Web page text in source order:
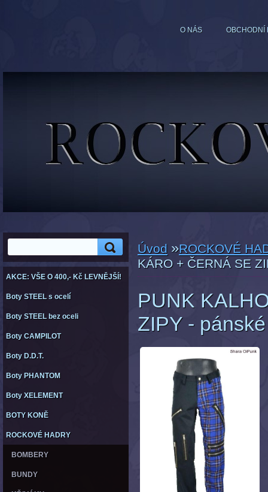
O NÁS OBCHODNÍ
AKCE: VŠE O 400,- Kč LEVNĚJŠÍ!
Boty STEEL s ocelí
Boty STEEL bez oceli
Boty CAMPILOT
Boty D.D.T.
Boty PHANTOM
Boty XELEMENT
BOTY KONĚ
ROCKOVÉ HADRY
BOMBERY
BUNDY
Úvod »ROCKOVÉ
KÁRO + ČERNÁ SE
PUNK
ZIPY - pánské